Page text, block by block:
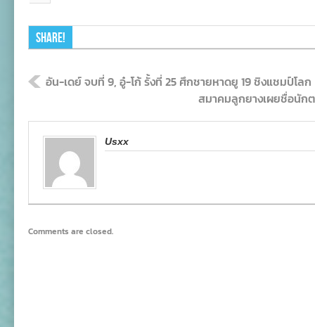
Share!
อัน-เดย์ จบที่ 9, อู๋-โก้ รั้งที่ 25 ศึกชายหาดยู 19 ชิงแชมป์โลก
สมาคมลูกยางเผยชื่อนัก
Usxx
Comments are closed.